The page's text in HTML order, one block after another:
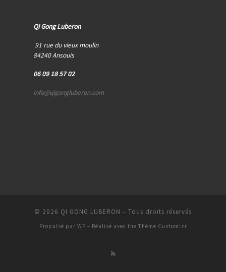
Qi Gong Luberon
91 rue du vieux moulin
84240 Ansouis
06 09 18 57 02
info@qigongluberon.com
© 2026 QI GONG LUBERON – Tous droits réservés
Propulsé par WP – Réalisé avec the Thème Customizr